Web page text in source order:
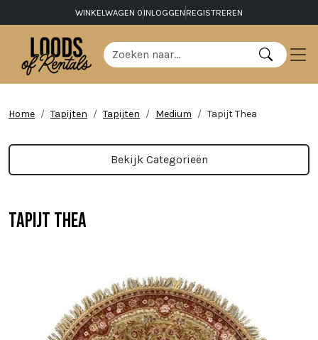
WINKELWAGEN 0 INLOGGEN REGISTREREN
Home Tapijten Tapijten Medium Tapijt Thea
Bekijk Categorieën
Tapijt Thea